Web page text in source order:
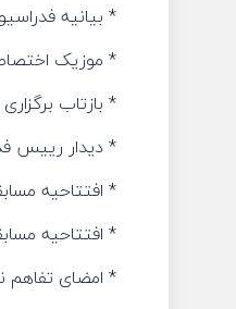
* بیانیه
* موزیک
* بازتاب
* دیدار رییس
* افتتاحیه
* افتتاحیه
* امضای